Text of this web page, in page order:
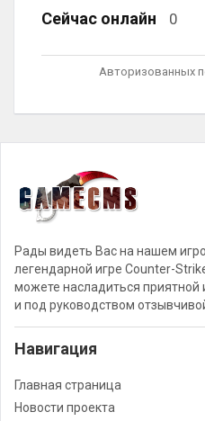
Сейчас онлайн 0
Авторизованных
Рады видеть Вас на нашем
легендарной игре Counter-
можете насладиться приятной
и под руководством
Навигация
Главная страница
Новости проекта